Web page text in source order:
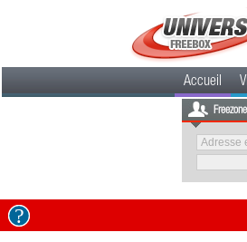
Accueil
Freezone